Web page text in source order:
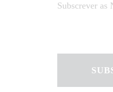
Subscrever as